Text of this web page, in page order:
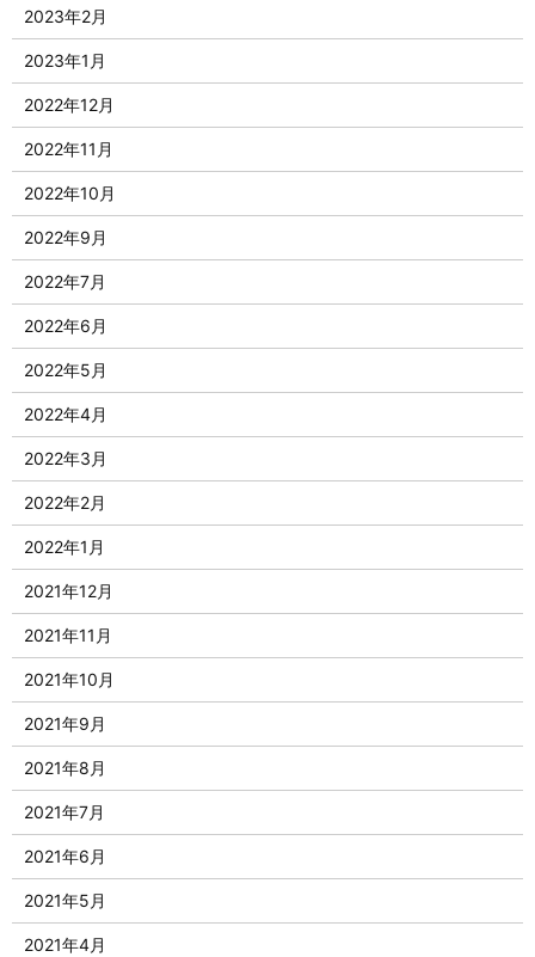
2023年2月
2023年1月
2022年12月
2022年11月
2022年10月
2022年9月
2022年7月
2022年6月
2022年5月
2022年4月
2022年3月
2022年2月
2022年1月
2021年12月
2021年11月
2021年10月
2021年9月
2021年8月
2021年7月
2021年6月
2021年5月
2021年4月